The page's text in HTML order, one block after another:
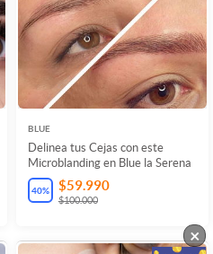
BLUE
Delinea tus Cejas con este
Microblanding en Blue la Serena
40% $59.990
$100.000
×